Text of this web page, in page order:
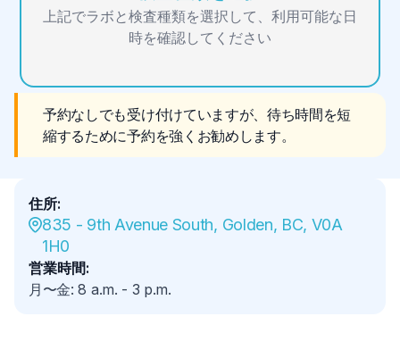
上記でラボと検査種類を選択して、利用可能な日
時を確認してください
予約なしでも受け付けていますが、待ち時間を短
縮するために予約を強くお勧めします。
住所:
835 - 9th Avenue South, Golden, BC, V0A
1H0
営業時間:
月〜金: 8 a.m. - 3 p.m.